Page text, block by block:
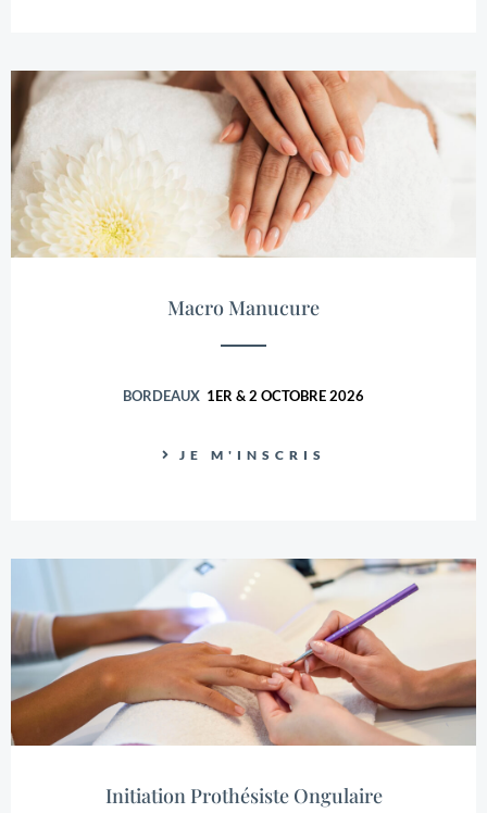
Macro Manucure
BORDEAUX 1ER & 2 OCTOBRE 2026
JE M'INSCRIS
Initiation Prothésiste Ongulaire